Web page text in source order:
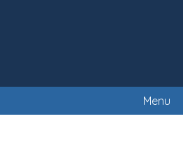
Menu